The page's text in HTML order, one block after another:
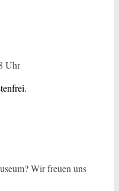
Uhr
Wir freuen uns